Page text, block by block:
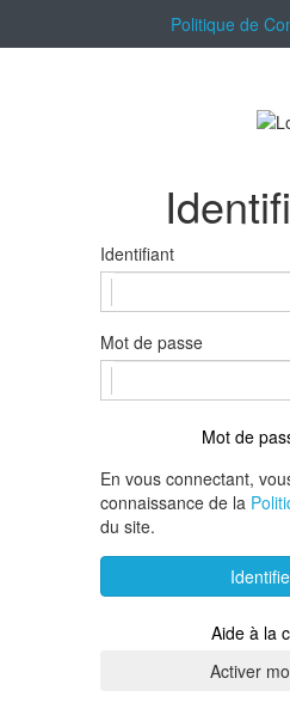
Politique de
Identifiant
Mot de passe
Mot de
En vous connectant,
connaissance de la
du site.
Aide à la